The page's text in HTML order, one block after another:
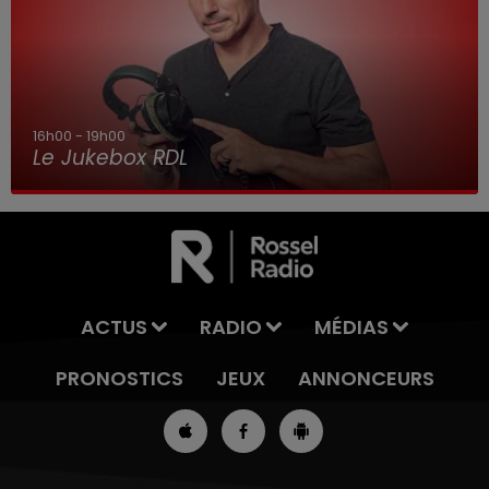
16h00 - 19h00
Le Jukebox RDL
ACTUS RADIO
MÉDIAS
PRONOSTICS
JEUX ANNONCEURS